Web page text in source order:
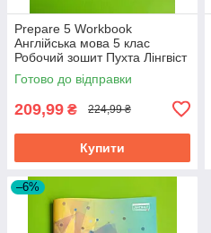
Prepare 5 Workbook
Англійська мова 5 клас
Робочий зошит Пухта Лінгвіст
Готово до відправки
209,99 ₴ 224,99 ₴
Купити
–6%